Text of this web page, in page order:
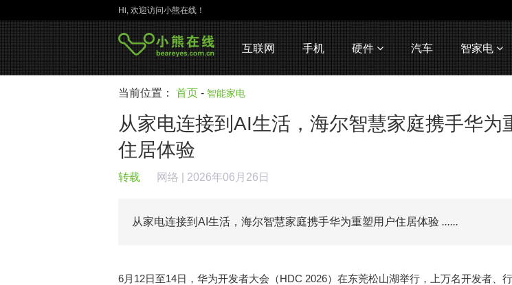
Hi, 欢迎访问小熊在线！
互联网 手机 硬件 汽车 智家电
当前位置： 首页 - 智能家电
从家电连接到AI生活，海尔智慧家庭携手华为
住居体验
转载 网络 | 2026年06月26日
从家电连接到AI生活，海尔智慧家庭携手华为重塑用户住居体验 ......
6月12日至14日，华为开发者大会（HDC 2026）在东莞松山湖举行，上万名开发者、